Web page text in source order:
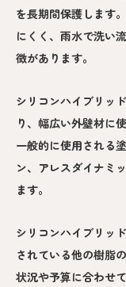
を長期間保護します
にくく、雨水で洗い
徴があります。
シリコンハイブリッ
り、幅広い外壁材に
一般的に使用される
ン、アレスダイナミ
ます。
シリコンハイブリッ
されている他の樹脂
状況や予算に合わせ